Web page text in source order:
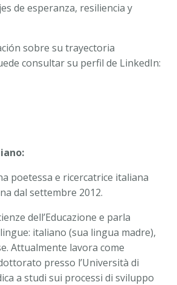
de esperanza, resiliencia y
sobre su trayectoria
consultar su perfil de LinkedIn:
poetessa e ricercatrice italiana
dal settembre 2012.
dell’Educazione e parla
italiano (sua lingua madre),
Attualmente lavora come
presso l’Università di
a studi sui processi di sviluppo